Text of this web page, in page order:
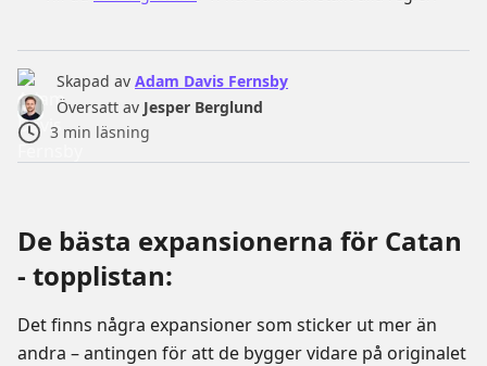
Skapad av Adam Davis Fernsby
Översatt av Jesper Berglund
3 min läsning
De bästa expansionerna för Catan
- topplistan:
Det finns några expansioner som sticker ut mer än
andra – antingen för att de bygger vidare på originalet